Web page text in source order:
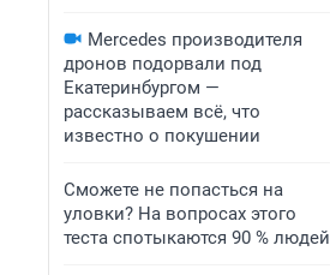
Mercedes производителя
дронов подорвали под
Екатеринбургом —
рассказываем всё, что
известно о покушении
Сможете не попасться на
уловки? На вопросах этого
теста спотыкаются 90 % людей